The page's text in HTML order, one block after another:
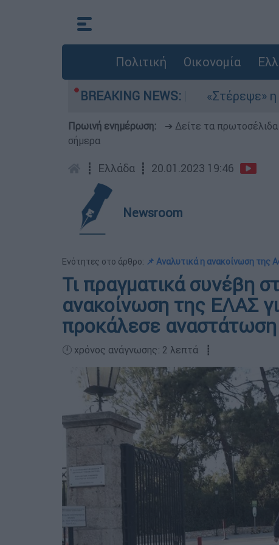
Πολιτική Οικονομία
BREAKING NEWS:
στο Αιγαίο «Στέρεψε» η αγορά
Πρωινή ενημέρωση: ➔ Δείτε τα
σήμερα
┋ Ελλάδα ┋ 20.01.2023 19:46
Newsroom
Ενότητες στο άρθρο: 📌 Αναλυτικά η ανακοίνωση της
Τι πραγματικά συνέβη
ανακοίνωση της ΕΛΑΣ
προκάλεσε αναστάτωση
🕛 χρόνος ανάγνωσης: 2 λεπτά ┋